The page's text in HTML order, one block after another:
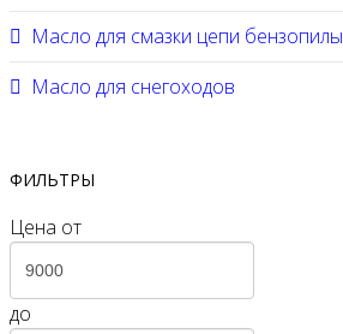
Масло для смазки цепи бензопилы
Масло для снегоходов
ФИЛЬТРЫ
Цена от
до